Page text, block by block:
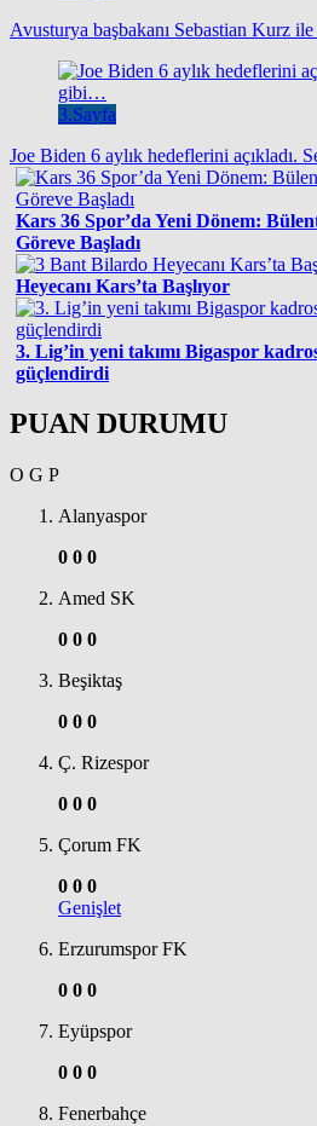
Avusturya başbakanı Sebastian Kurz
3.Sayfa
Joe Biden 6 aylık hedeflerini açıkladı.
Kars 36 Spor’da Yeni Dönem:
Göreve Başladı
Heyecanı Kars’ta Başlıyor
3. Lig’in yeni takımı Bigaspor
güçlendirdi
PUAN DURUMU
O G P
Alanyaspor
0 0 0
Amed SK
0 0 0
Beşiktaş
0 0 0
Ç. Rizespor
0 0 0
Çorum FK
0 0 0
Genişlet
Erzurumspor FK
0 0 0
Eyüpspor
0 0 0
Fenerbahçe